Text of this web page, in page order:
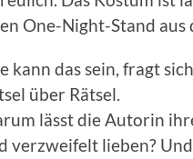
One-Night-Stand aus
kann das sein, fragt
über Rätsel.
lässt die Autorin
verzweifelt lieben?